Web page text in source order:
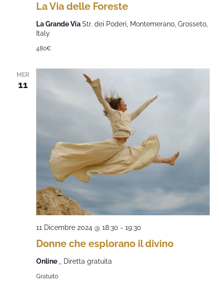
La Via delle Foreste
La Grande ViaStr. dei Poderi, Montemerano, Grosseto,
Italy
480€
MER
11
Donne che esplorano il divino
11 Dicembre 2024 @ 18:30 - 19:30
Online ,, Diretta gratuita
Gratuito